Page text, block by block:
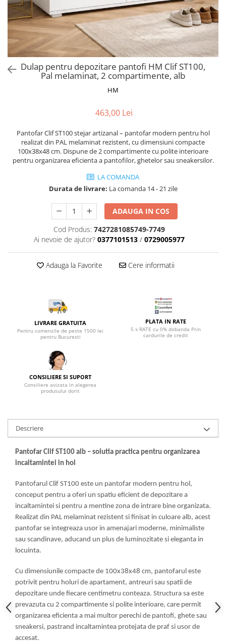
Saltele Pocket
Saltele cu arcuri impachetate
individual
Saltele Memory Pocket
Saltele Memory Foam
Saltele Memory Pocket
Saltele Latex
Saltele Memory
Saltele 140x200
Top saltele 5 cm
Top saltele 10 cm
Top saltele memory 5 cm
Top saltele MemoHR 6.5 cm
Saltele cu spuma
Noptiere
Paturi
Seturi de pat si saltea
Masute de toaleta
Mobilier living
Scaune pentru living
Mobilier birou
Scaune ergonomice
Scaune pentru birou
Scaune pentru vizitatori
Scaune manager
Mese bucatarie
Seturi mese si scaune bucatarie
Mobila hol
Portmantouri
Seturi mobilier hol
Etajere
Cuiere
Mobilier gradinita
Mese gradinita
Scaune gradinita
Set mese si scaune gradinita
Mobilier copii
Mobila camera copii
Scaune birou pentru copii
Saltele patuturi copii
Masa si scaune gradinita
Seturi comode living si dormitor
Scaune birou
Scaune profesionale
Scaune Lemn
Scaune birou copii
Scaune resigilate
Dulap pentru depozitare pantofi HM Clif ST100,
Pal melaminat, 2 compartimente, alb
HM
463,00 Lei
Pantofar Clif ST100 stejar artizanal – pantofar modern pentru hol
realizat din PAL melaminat rezistent, cu dimensiuni compacte
100x38x48 cm. Dispune de 2 compartimente cu polite interioare
pentru organizarea eficienta a pantofilor, ghetelor sau sneakersilor.
LA COMANDA
Durata de livrare: La comanda 14 - 21 zile
ADAUGA IN COS
Cod Produs: 7427281085749-7749
Ai nevoie de ajutor? 0377101513 / 0729005977
Adauga la Favorite Cere informatii
LIVRARE GRATUITA
Pentru comenzile de peste 1500 lei
pentru Bucuresti
PLATA IN RATE
5 x RATE cu 0% dobanda Prin
cardurile de credit
CONSILIERE SI SUPORT
Consiliere avizata in alegerea
produsului dorit
Descriere
Pantofar Clif ST100 alb – solutia practica pentru organizarea
incaltamintei in hol
Pantofarul Clif ST100 este un pantofar modern pentru hol,
conceput pentru a oferi un spatiu eficient de depozitare a
incaltamintei si pentru a mentine zona de intrare bine organizata.
Realizat din PAL melaminat rezistent si finisat in culoare alb, acest
pantofar se integreaza usor in amenajari moderne, minimaliste
sau scandinave, aducand un plus de luminozitate si eleganta in
locuinta.
Cu dimensiunile compacte de 100x38x48 cm, pantofarul este
potrivit pentru holuri de apartament, antreuri sau spatii de
depozitare unde fiecare centimetru conteaza. Structura sa este
prevazuta cu 2 compartimente si polite interioare, care permit
organizarea eficienta a mai multor perechi de pantofi, ghete sau
sneakersi, pastrand incaltamintea protejata de praf si usor de
accesat.